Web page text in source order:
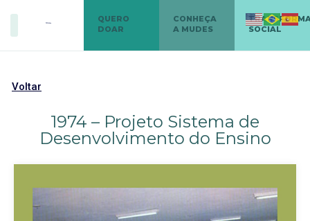
QUERO
DOAR
CONHEÇA
A MUDES
SOCIAL
Voltar
1974 – Projeto Sistema de
Desenvolvimento do Ensino